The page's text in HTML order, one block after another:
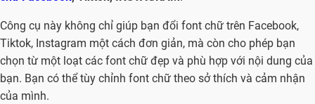
Công cụ này không chỉ giúp bạn đổi font chữ trên Facebook,
Tiktok, Instagram một cách đơn giản, mà còn cho phép bạn
chọn từ một loạt các font chữ đẹp và phù hợp với nội dung của
bạn. Bạn có thể tùy chỉnh font chữ theo sở thích và cảm nhận
của mình.